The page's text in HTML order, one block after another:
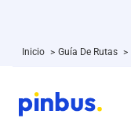
Inicio > Guía De Rutas >